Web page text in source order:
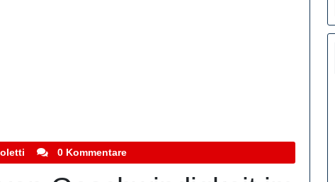
stefanocoletti
0 Kommentare